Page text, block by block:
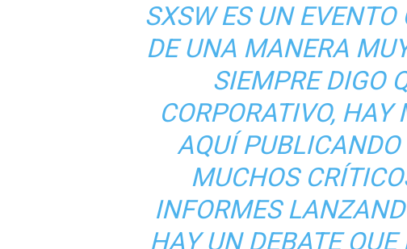
SXSW ES ​​UN
DE UNA MANERA
SIEMPRE DIGO
CORPORATIVO,
AQUÍ
MUCHOS
INFORMES
HAY UN DEBATE